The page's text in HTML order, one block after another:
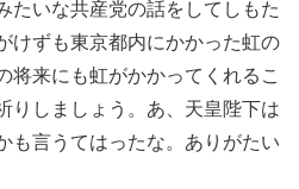
たいな共産党の話をしてしもた
けずも東京都内にかかった虹の
将来にも虹がかかってくれるこ
りしましょう。あ、天皇陛下は
も言うてはったな。ありがたい